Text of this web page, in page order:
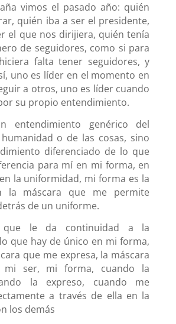
vimos el pasado año: quién
quién iba a ser el presidente,
el que nos dirijiera, quién tenía
de seguidores, como si para
falta tener seguidores, y
uno es líder en el momento en
a otros, uno es líder cuando
su propio entendimiento.
entendimiento genérico del
o de las cosas, sino
diferenciado de lo que
para mí en mi forma, en
la uniformidad, mi forma es la
la máscara que me permite
de un uniforme.
que le da continuidad a la
que hay de único en mi forma,
que me expresa, la máscara
mi ser, mi forma, cuando la
la expreso, cuando me
a través de ella en la
los demás